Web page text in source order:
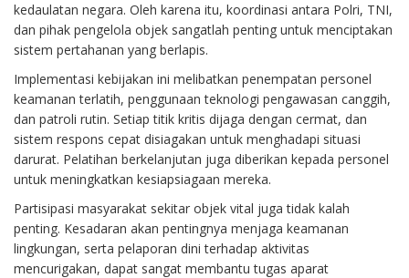
kedaulatan negara. Oleh karena itu, koordinasi antara Polri, TNI,
dan pihak pengelola objek sangatlah penting untuk menciptakan
sistem pertahanan yang berlapis.
Implementasi kebijakan ini melibatkan penempatan personel
keamanan terlatih, penggunaan teknologi pengawasan canggih,
dan patroli rutin. Setiap titik kritis dijaga dengan cermat, dan
sistem respons cepat disiagakan untuk menghadapi situasi
darurat. Pelatihan berkelanjutan juga diberikan kepada personel
untuk meningkatkan kesiapsiagaan mereka.
Partisipasi masyarakat sekitar objek vital juga tidak kalah
penting. Kesadaran akan pentingnya menjaga keamanan
lingkungan, serta pelaporan dini terhadap aktivitas
mencurigakan, dapat sangat membantu tugas aparat